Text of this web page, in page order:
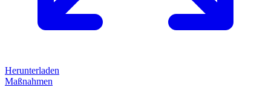
Herunterladen
Maßnahmen